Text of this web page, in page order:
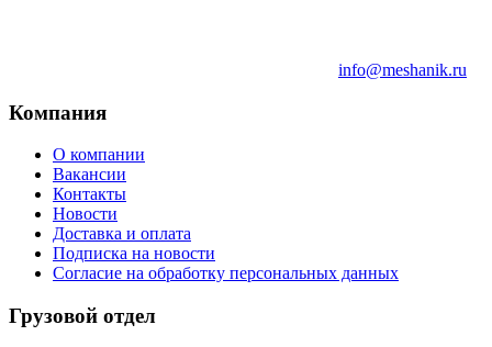
info@meshanik.ru
Компания
О компании
Вакансии
Контакты
Новости
Доставка и оплата
Подписка на новости
Согласие на обработку персональных данных
Грузовой отдел